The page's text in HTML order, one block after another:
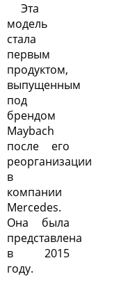
Эта
модель
стала
первым
продуктом,
выпущенным
под
брендом
Maybach
после его
реорганизации
в
компании
Mercedes.
Она была
представлена
в 2015
году.